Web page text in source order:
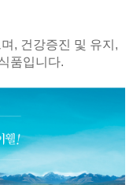
, 건강증진 및 유지,
품입니다.